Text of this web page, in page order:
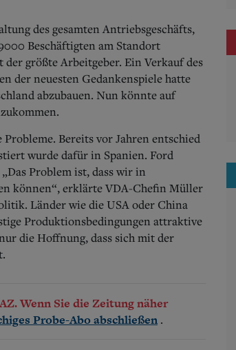
des gesamten Antriebsgeschäfts,
Beschäftigten am Standort
größte Arbeitgeber. Ein Verkauf des
der neuesten Gedankenspiele hatte
abzubauen. Nun könnte auf
Bereits vor Jahren entschied
wurde dafür in Spanien. Ford
Problem ist, dass wir in
können“, erklärte VDA-Chefin Müller
Länder wie die USA oder China
Produktionsbedingungen attraktive
die Hoffnung, dass sich mit der
Wenn Sie die Zeitung näher
Probe-Abo abschließen .